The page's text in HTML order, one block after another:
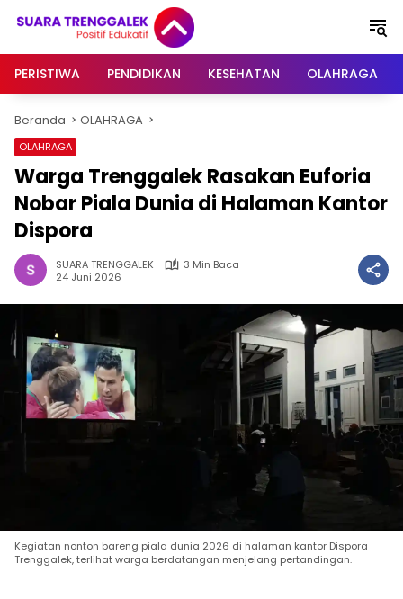
PERISTIWA
PENDIDIKAN KESEHATAN OLAHRAGA
Beranda OLAHRAGA
OLAHRAGA
Warga Trenggalek Rasakan Euforia
Nobar Piala Dunia di Halaman Kantor
Dispora
SUARA TRENGGALEK
3 Min Baca
24 Juni 2026
Kegiatan nonton bareng piala dunia 2026 di halaman kantor Dispora
Trenggalek, terlihat warga berdatangan menjelang pertandingan.